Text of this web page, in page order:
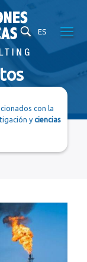
ES
con la
yciencias